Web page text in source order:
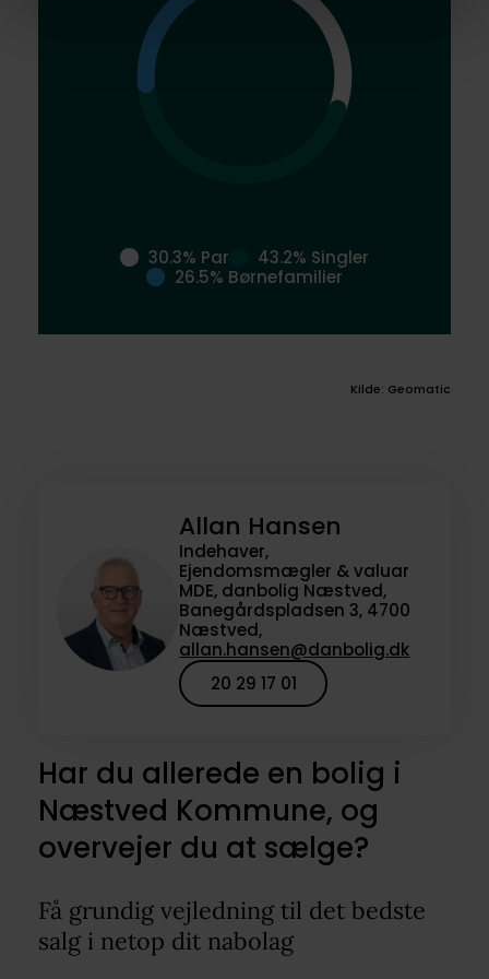
30.3% Par
43.2% Singler
26.5% Børnefamilier
Kilde: Geomatic
Allan Hansen
Indehaver,
Ejendomsmægler & valuar
MDE, danbolig Næstved,
Banegårdspladsen 3, 4700
Næstved,
allan.hansen@danbolig.dk
20 29 17 01
Har du allerede en bolig i
Næstved Kommune, og
overvejer du at sælge?
Få grundig vejledning til det bedste
salg i netop dit nabolag